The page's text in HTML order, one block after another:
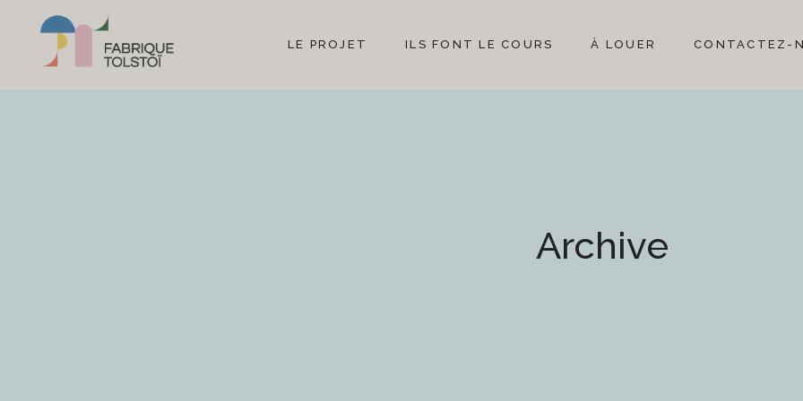
LE PROJET ILS FONT LE COURS À LOUER CONTACTEZ-
Archive